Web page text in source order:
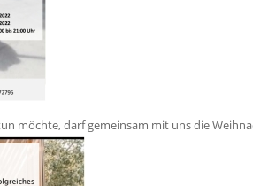
möchte, darf gemeinsam mit uns die